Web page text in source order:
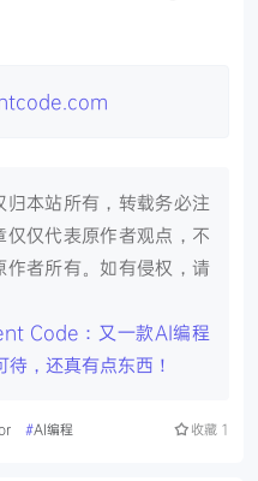
本站所有，转载务必注
仅代表原作者观点，不
者所有。如有侵权，请
Code：又一款AI编程
，还真有点东西！
#AI编程 收藏 1